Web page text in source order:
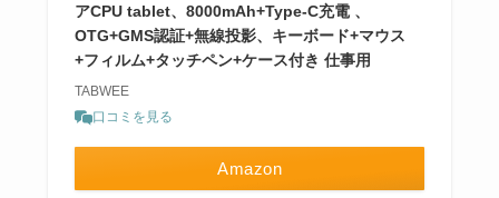
アCPU tablet、8000mAh+Type-C充電 、
OTG+GMS認証+無線投影、キーボード+マウス
+フィルム+タッチペン+ケース付き 仕事用
TABWEE
口コミを見る
Amazon